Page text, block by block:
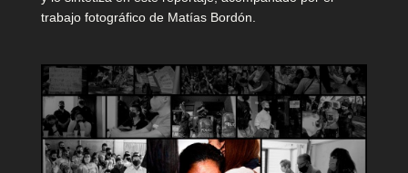
r
o
p
u
trabajo fotográfico de Matías Bordón.